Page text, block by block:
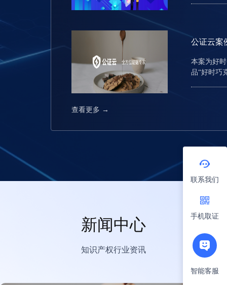
公证云案
本案为好
品“好时巧
查看更多 →
新闻中心
知识产权行业资讯
联系我们
手机取证
智能客服